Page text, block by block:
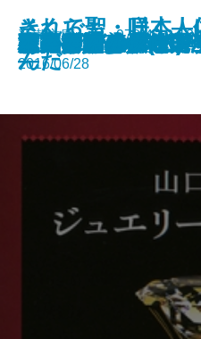
流星ひとつ
雨のち晴れ、と
月光の誘惑
残夢の骸―満州国
ウィニー・ザ・プ
チャイナ・メン
ジャングル・ブッ
宇宙ヴァンパイア
王の厨房―僕僕
ハルコナ
新潮文庫nex 978-4-10-
2016/06/28
ジュエリーの世界
それでも、日本人
んだ
あのころのデパー
江戸川乱歩名作選
ゼツメツ少年
村上海賊の娘(一)
村上海賊の娘(二)
管見妄語 グロー
本屋さんのダイア
さくら聖・咲く―
―